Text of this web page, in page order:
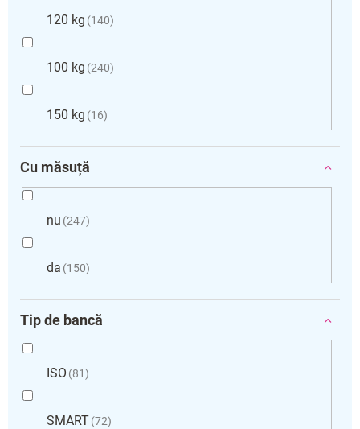
120 kg 140
100 kg 240
150 kg 16
Cu măsuță
nu 247
da 150
Tip de bancă
ISO 81
SMART 72